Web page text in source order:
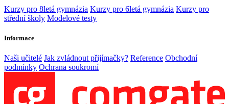
Kurzy pro 8letá gymnázia Kurzy pro 6letá gymnázia Kurzy pro
střední školy Modelové testy
Informace
Naši učitelé Jak zvládnout přijímačky? Reference Obchodní
podmínky Ochrana soukromí